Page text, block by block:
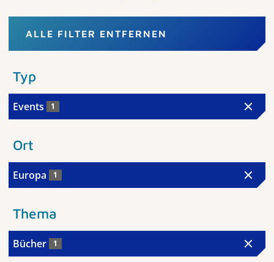
ALLE FILTER ENTFERNEN
Typ
Events 1
Ort
Europa 1
Thema
Bücher 1